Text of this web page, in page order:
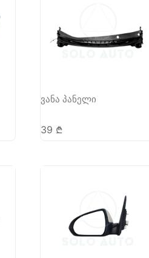
ვანა პანელი
39 ₾